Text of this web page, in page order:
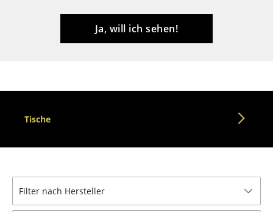
Bürodrehstühle
Konferenzstühle
Bürosessel
Ja, will ich sehen!
Tische
Filter nach Hersteller